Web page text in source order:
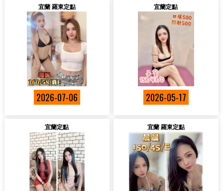
宜蘭 羅東定點
2026-07-06
宜蘭定點
2026-05-17
宜蘭定點 宜蘭 羅東定點